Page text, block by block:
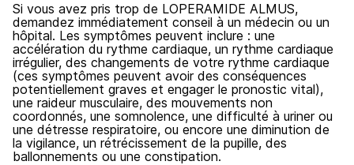
Si vous avez pris trop de LOPERAMIDE ALMUS,
demandez immédiatement conseil à un médecin ou un
hôpital. Les symptômes peuvent inclure : une
accélération du rythme cardiaque, un rythme cardiaque
irrégulier, des changements de votre rythme cardiaque
(ces symptômes peuvent avoir des conséquences
potentiellement graves et engager le pronostic vital),
une raideur musculaire, des mouvements non
coordonnés, une somnolence, une difficulté à uriner ou
une détresse respiratoire, ou encore une diminution de
la vigilance, un rétrécissement de la pupille, des
ballonnements ou une constipation.